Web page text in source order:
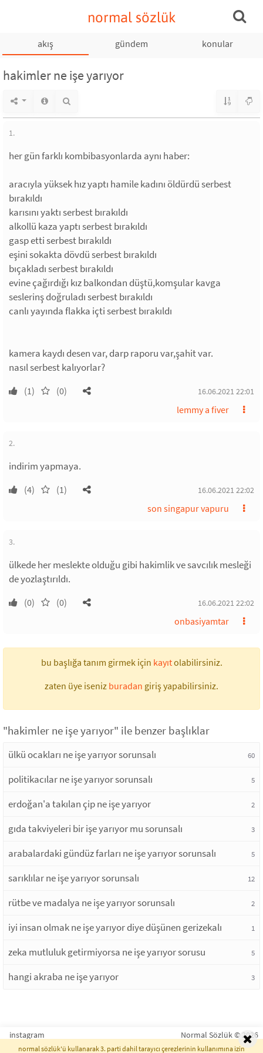
normal sözlük
akış gündem konular
hakimler ne işe yarıyor
1.
her gün farklı kombibasyonlarda aynı haber:
aracıyla yüksek hız yaptı hamile kadını öldürdü serbest
bırakıldı
karısını yaktı serbest bırakıldı
alkollü kaza yaptı serbest bırakıldı
gasp etti serbest bırakıldı
eşini sokakta dövdü serbest bırakıldı
bıçakladı serbest bırakıldı
evine çağırdığı kız balkondan düştü,komşular kavga
seslerinş doğruladı serbest bırakıldı
canlı yayında flakka içti serbest bırakıldı
kamera kaydı desen var, darp raporu var,şahit var.
nasıl serbest kalıyorlar?
(1) (0) 16.06.2021 22:01
lemmy a fiver
2.
indirim yapmaya.
(4) (1) 16.06.2021 22:02
son singapur vapuru
3.
ülkede her meslekte olduğu gibi hakimlik ve savcılık mesleği
de yozlaştırıldı.
(0) (0) 16.06.2021 22:02
onbasiyamtar
bu başlığa tanım girmek için kayıtolabilirsiniz.
zaten üye iseniz buradan giriş yapabilirsiniz.
"hakimler ne işe yarıyor" ile benzer başlıklar
ülkü ocakları ne işe yarıyor sorunsalı 60
politikacılar ne işe yarıyor sorunsalı 5
erdoğan'a takılan çip ne işe yarıyor 2
gıda takviyeleri bir işe yarıyor mu sorunsalı 3
arabalardaki gündüz farları ne işe yarıyor sorunsalı 5
sarıklılar ne işe yarıyor sorunsalı 12
rütbe ve madalya ne işe yarıyor sorunsalı 2
iyi insan olmak ne işe yarıyor diye düşünen gerizekalı 1
zeka mutluluk getirmiyorsa ne işe yarıyor sorusu 5
hangi akraba ne işe yarıyor 3
instagram Normal Sözlük © 2026
normal sözlük'ü kullanarak 3. parti dahil tarayıcı çerezlerinin kullanımına izin